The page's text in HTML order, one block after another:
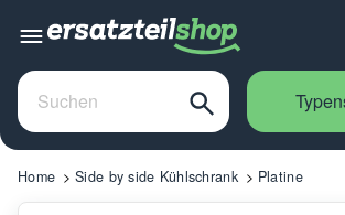
Home Side by side Kühlschrank Platine